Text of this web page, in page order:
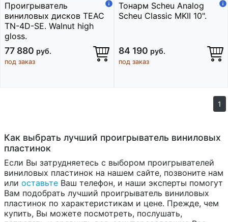
Проигрыватель
виниловых дисков TEAC
TN-4D-SE. Walnut high
gloss.
77 880 руб.
под заказ
Тонарм Scheu Analog
Scheu Classic MKII 10".
84 190 руб.
под заказ
1
Как выбрать лучший проигрыватель виниловых
пластинок
Если Вы затрудняетесь с выбором проигрывателей
виниловых пластинок на нашем сайте, позвоните нам
или оставьте Ваш телефон, и наши эксперты помогут
Вам подобрать лучший проигрыватель виниловых
пластинок по характеристикам и цене. Прежде, чем
купить, Вы можете посмотреть, послушать,